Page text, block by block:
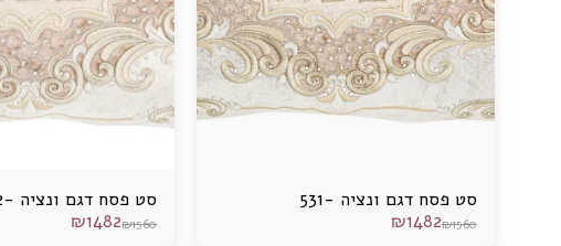
סט פסח דגם ונציה -531
₪1560
₪1482
סט פסח דגם ונציה -532
₪1560
₪1482